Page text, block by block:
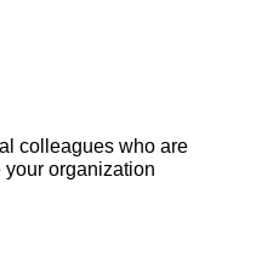
colleagues who are
organization